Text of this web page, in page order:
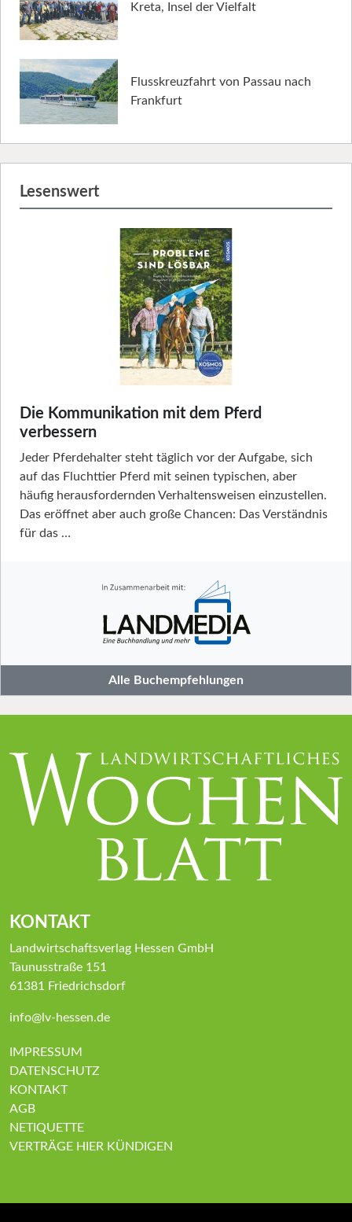
Kreta, Insel der Vielfalt
Flusskreuzfahrt von Passau nach
Frankfurt
Lesenswert
Die Kommunikation mit dem Pferd
verbessern
Jeder Pferdehalter steht täglich vor der Aufgabe, sich
auf das Fluchttier Pferd mit seinen typischen, aber
häufig herausfordernden Verhaltensweisen einzustellen.
Das eröffnet aber auch große Chancen: Das Verständnis
für das …
Alle Buchempfehlungen
KONTAKT
Landwirtschaftsverlag Hessen GmbH
Taunusstraße 151
61381 Friedrichsdorf
info@lv-hessen.de
IMPRESSUM
DATENSCHUTZ
KONTAKT
AGB
NETIQUETTE
VERTRÄGE HIER KÜNDIGEN